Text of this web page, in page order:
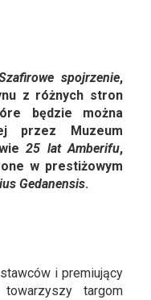
spojrzenie,
z różnych stron
będzie można
przez Muzeum
25 lat Amberifu,
w prestiżowym
Gedanensis.
i premiujący
towarzyszy targom